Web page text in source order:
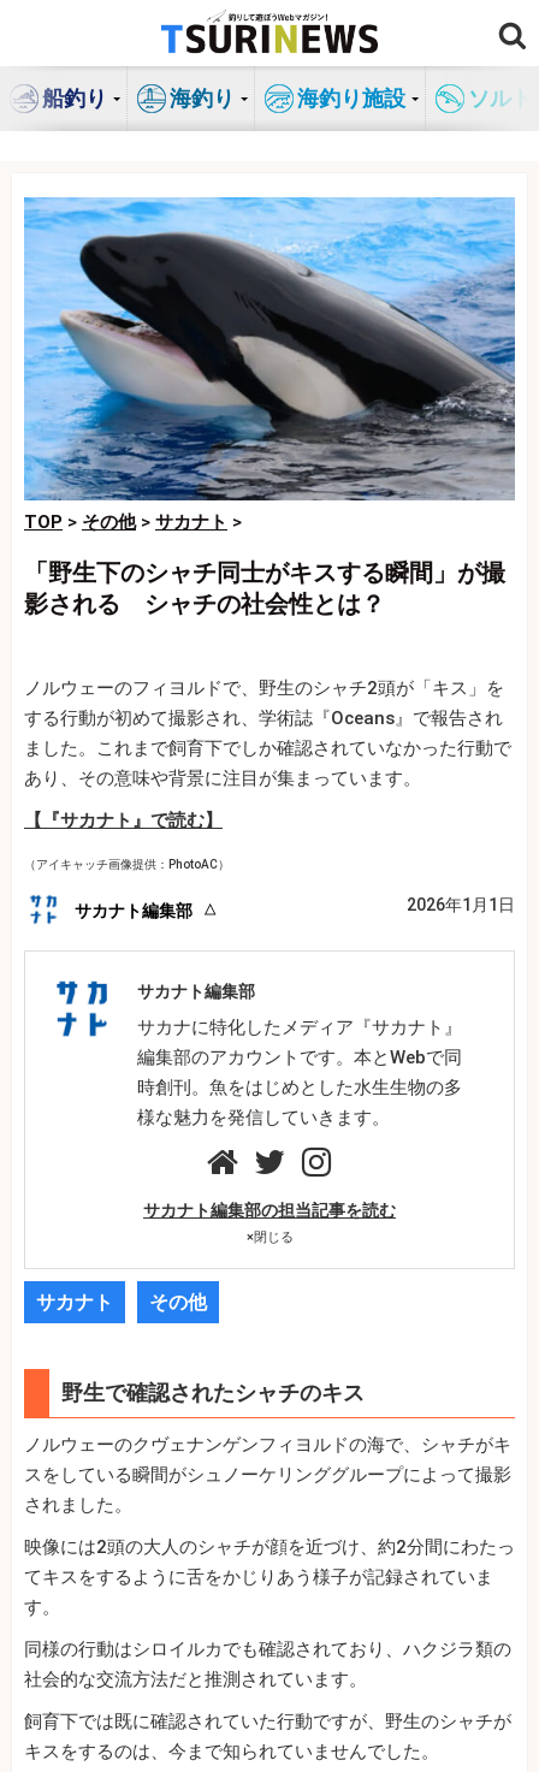
ン
船釣り 海釣り 海釣り施設 ソル
TOP > その他> サカナト >
「野生下のシャチ同士がキスする瞬間」が撮
影される シャチの社会性とは？
ノルウェーのフィヨルドで、野生のシャチ2頭が「キス」を
する行動が初めて撮影され、学術誌『Oceans』で報告され
ました。これまで飼育下でしか確認されていなかった行動で
あり、その意味や背景に注目が集まっています。
【『サカナト』で読む】
（アイキャッチ画像提供：PhotoAC）
サカナト編集部 2026年1月1日
サカナト編集部
サカナに特化したメディア『サカナト』
編集部のアカウントです。本とWebで同
時創刊。魚をはじめとした水生生物の多
様な魅力を発信していきます。
サカナト編集部の担当記事を読む
×閉じる
サカナト その他
野生で確認されたシャチのキス
ノルウェーのクヴェナンゲンフィヨルドの海で、シャチがキ
スをしている瞬間がシュノーケリンググループによって撮影
されました。
映像には2頭の大人のシャチが顔を近づけ、約2分間にわたっ
てキスをするように舌をかじりあう様子が記録されていま
す。
同様の行動はシロイルカでも確認されており、ハクジラ類の
社会的な交流方法だと推測されています。
飼育下では既に確認されていた行動ですが、野生のシャチが
キスをするのは、今まで知られていませんでした。